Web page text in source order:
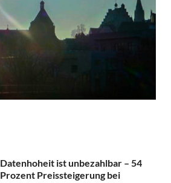
Datenhoheit ist unbezahlbar – 54
Prozent Preissteigerung bei